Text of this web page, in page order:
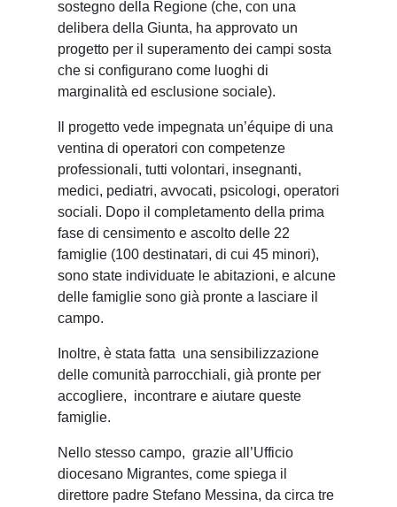
sostegno della Regione (che, con una
delibera della Giunta, ha approvato un
progetto per il superamento dei campi sosta
che si configurano come luoghi di
marginalità ed esclusione sociale).
Il progetto vede impegnata un’équipe di una
ventina di operatori con competenze
professionali, tutti volontari, insegnanti,
medici, pediatri, avvocati, psicologi, operatori
sociali. Dopo il completamento della prima
fase di censimento e ascolto delle 22
famiglie (100 destinatari, di cui 45 minori),
sono state individuate le abitazioni, e alcune
delle famiglie sono già pronte a lasciare il
campo.
Inoltre, è stata fatta una sensibilizzazione
delle comunità parrocchiali, già pronte per
accogliere, incontrare e aiutare queste
famiglie.
Nello stesso campo, grazie all’Ufficio
diocesano Migrantes, come spiega il
direttore padre Stefano Messina, da circa tre